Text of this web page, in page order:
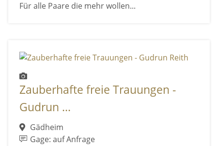
Für alle Paare die mehr wollen...
Zauberhafte freie Trauungen -
Gudrun ...
Gädheim
Gage: auf Anfrage